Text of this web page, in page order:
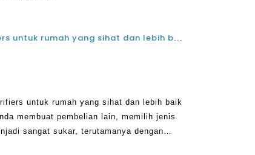
Terbaik tertinggi Olansi Air Purifiers untuk rumah yang sihat dan lebih baik bernafas udara tulen untuk paru-paru anda
untuk rumah yang sihat dan lebih baik
membuat pembelian lain, memilih jenis
sangat sukar, terutamanya dengan